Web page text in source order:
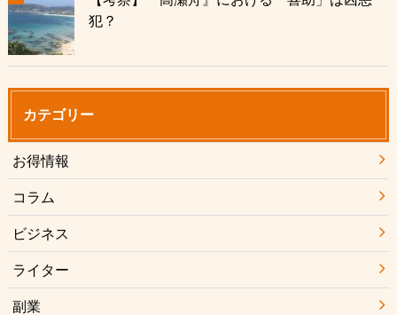
犯？
カテゴリー
お得情報
コラム
ビジネス
ライター
副業